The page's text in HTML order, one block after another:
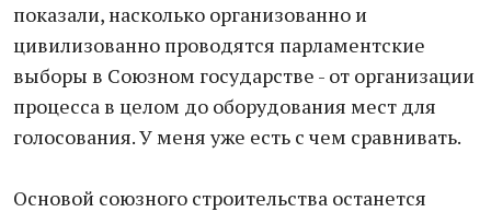
показали, насколько организованно и
цивилизованно проводятся парламентские
выборы в Союзном государстве - от организации
процесса в целом до оборудования мест для
голосования. У меня уже есть с чем сравнивать.
Основой союзного строительства останется